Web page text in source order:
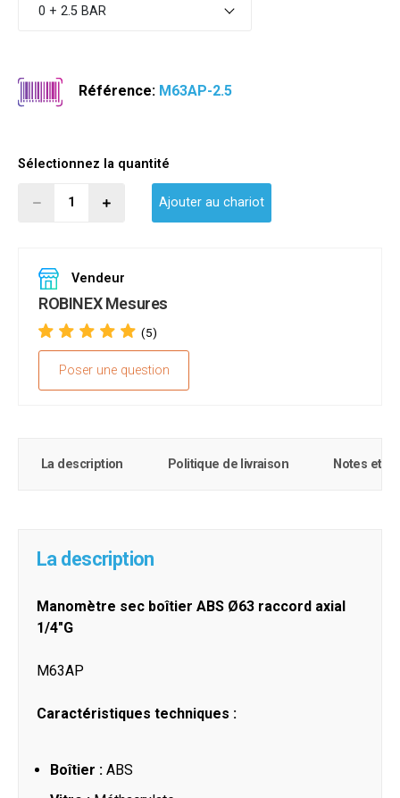
0 + 2.5 BAR
Référence: M63AP-2.5
Sélectionnez la quantité
Ajouter au chariot
Vendeur
ROBINEX Mesures
(5)
Poser une question
La description Politique de livraison Notes et
La description
Manomètre sec boîtier ABS Ø63 raccord axial
1/4"G
M63AP
Caractéristiques techniques :
Boîtier : ABS